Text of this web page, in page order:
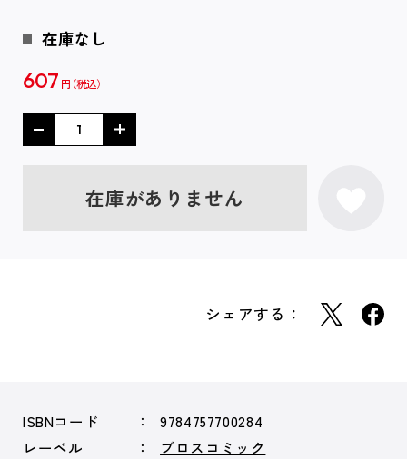
在庫なし
607 円
在庫がありません
シェアする：
ISBNコード
9784757700284
レーベル
ブロスコミック